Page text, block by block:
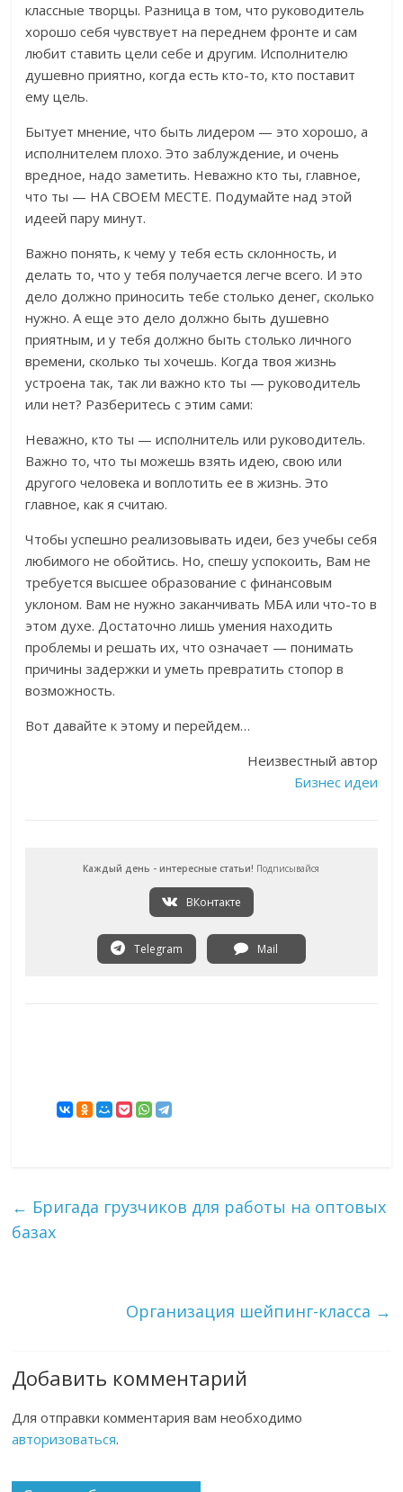
классные творцы. Разница в том, что руководитель
хорошо себя чувствует на переднем фронте и сам
любит ставить цели себе и другим. Исполнителю
душевно приятно, когда есть кто-то, кто поставит
ему цель.
Бытует мнение, что быть лидером — это хорошо, а
исполнителем плохо. Это заблуждение, и очень
вредное, надо заметить. Неважно кто ты, главное,
что ты — НА СВОЕМ МЕСТЕ. Подумайте над этой
идеей пару минут.
Важно понять, к чему у тебя есть склонность, и
делать то, что у тебя получается легче всего. И это
дело должно приносить тебе столько денег, сколько
нужно. А еще это дело должно быть душевно
приятным, и у тебя должно быть столько личного
времени, сколько ты хочешь. Когда твоя жизнь
устроена так, так ли важно кто ты — руководитель
или нет? Разберитесь с этим сами:
Неважно, кто ты — исполнитель или руководитель.
Важно то, что ты можешь взять идею, свою или
другого человека и воплотить ее в жизнь. Это
главное, как я считаю.
Чтобы успешно реализовывать идеи, без учебы себя
любимого не обойтись. Но, спешу успокоить, Вам не
требуется высшее образование с финансовым
уклоном. Вам не нужно заканчивать МБА или что-то в
этом духе. Достаточно лишь умения находить
проблемы и решать их, что означает — понимать
причины задержки и уметь превратить стопор в
возможность.
Вот давайте к этому и перейдем…
Неизвестный автор
Бизнес идеи
Каждый день - интересные статьи! Подписывайся
ВКонтакте
Telegram Mail
← Бригада грузчиков для работы на оптовых
базах
Организация шейпинг-класса →
Добавить комментарий
Для отправки комментария вам необходимо
авторизоваться.